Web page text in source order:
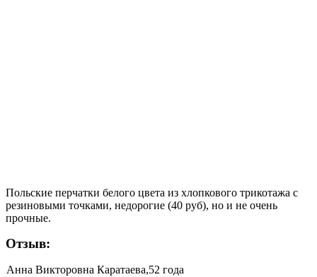
Польские перчатки белого цвета из хлопкового трикотажа с
резиновыми точками, недорогие (40 руб), но и не очень
прочные.
Отзыв:
Анна Викторовна Каратаева,52 года